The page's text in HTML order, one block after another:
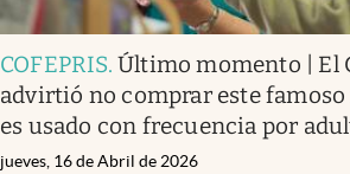
COFEPRIS.Último momento | El
advirtió no comprar este
es usado con frecuencia por
jueves, 16 de Abril de 2026